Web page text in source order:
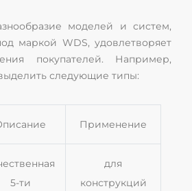
моделей и систем,
маркой WDS, удовлетворяет
покупателей. Например,
следующие типы:
Применение
5-ти
для
конструкций